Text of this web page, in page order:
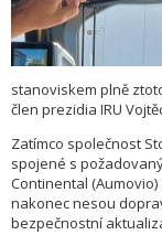
stanoviskem plně
člen prezidia IRU
Zatímco společnost
spojené s
Continental
nakonec nesou
bezpečnostní